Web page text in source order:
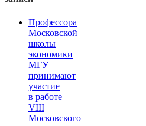
Профессора
Московской
школы
экономики
МГУ
принимают
участие
в работе
VIII
Московского